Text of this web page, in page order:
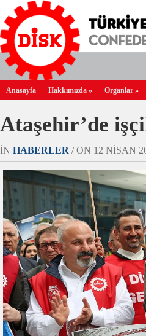
Anasayfa Hakkımızda » Organlar »
Ataşehir’de
IN HABERLER / ON 12 NISAN